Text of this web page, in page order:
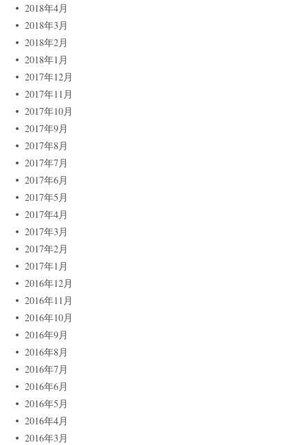
2018年4月
2018年3月
2018年2月
2018年1月
2017年12月
2017年11月
2017年10月
2017年9月
2017年8月
2017年7月
2017年6月
2017年5月
2017年4月
2017年3月
2017年2月
2017年1月
2016年12月
2016年11月
2016年10月
2016年9月
2016年8月
2016年7月
2016年6月
2016年5月
2016年4月
2016年3月